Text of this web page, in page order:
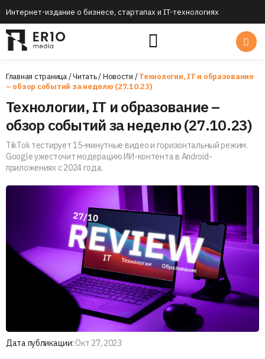
Интернет-издание о бизнесе, стартапах и IT-технологиях
Главная страница/Читать/Новости /Технологии, IT и образование
– обзор событий за неделю (27.10.23)
Технологии, IT и образование –
обзор событий за неделю (27.10.23)
TikTok тестирует 15-минутные видео и горизонтальный режим.
Google ужесточит модерацию ИИ-контента в Android-
приложениях с 2024 года.
Дата публикации: Окт 27, 2023